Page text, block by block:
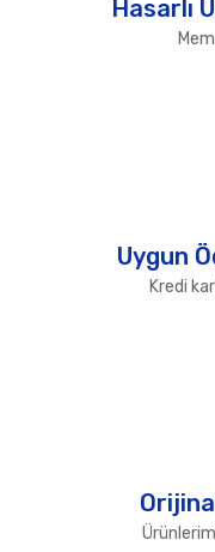
Hasarlı
Uygun
Kredi